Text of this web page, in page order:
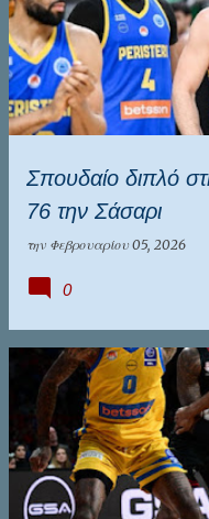
Σπουδαίο διπλό
76 την Σάσαρι
την Φεβρουαρίου 05, 2026
0